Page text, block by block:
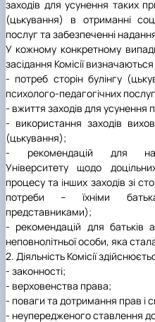
заходів для усунення таких
(цькування) в отриманні
послуг та забезпеченні
У кожному конкретному
засідання Комісії
- потреб сторін булінгу
психолого-педагогічних
- вжиття заходів для усунення
- використання заходів
(цькування);
- рекомендацій для
Університету щодо
процесу та інших заходів зі
потреби – їхніми
представниками);
- рекомендацій для батьків
неповнолітньої особи, яка
2. Діяльність Комісії
- законності;
- верховенства права;
- поваги та дотримання прав і
- неупередженого ставлення